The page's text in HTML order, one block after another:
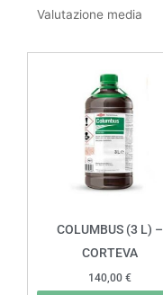
COLUMBUS (3 L) –
CORTEVA
140,00 €